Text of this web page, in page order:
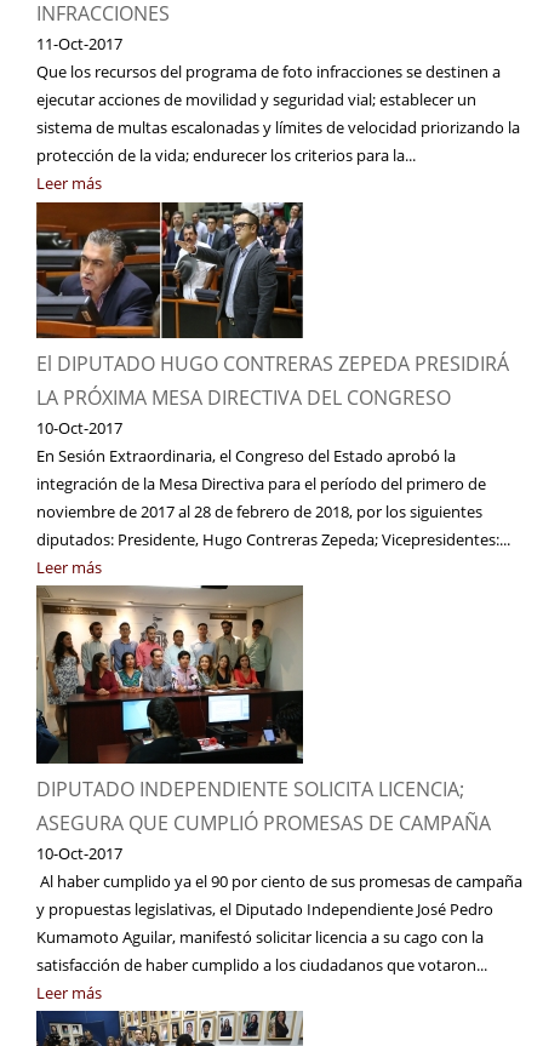
INFRACCIONES
11-Oct-2017
Que los recursos del programa de foto infracciones se destinen a
ejecutar acciones de movilidad y seguridad vial; establecer un
sistema de multas escalonadas y límites de velocidad priorizando la
protección de la vida; endurecer los criterios para la...
Leer más
El DIPUTADO HUGO CONTRERAS ZEPEDA PRESIDIRÁ
LA PRÓXIMA MESA DIRECTIVA DEL CONGRESO
10-Oct-2017
En Sesión Extraordinaria, el Congreso del Estado aprobó la
integración de la Mesa Directiva para el período del primero de
noviembre de 2017 al 28 de febrero de 2018, por los siguientes
diputados: Presidente, Hugo Contreras Zepeda; Vicepresidentes:...
Leer más
DIPUTADO INDEPENDIENTE SOLICITA LICENCIA;
ASEGURA QUE CUMPLIÓ PROMESAS DE CAMPAÑA
10-Oct-2017
Al haber cumplido ya el 90 por ciento de sus promesas de campaña
y propuestas legislativas, el Diputado Independiente José Pedro
Kumamoto Aguilar, manifestó solicitar licencia a su cago con la
satisfacción de haber cumplido a los ciudadanos que votaron...
Leer más